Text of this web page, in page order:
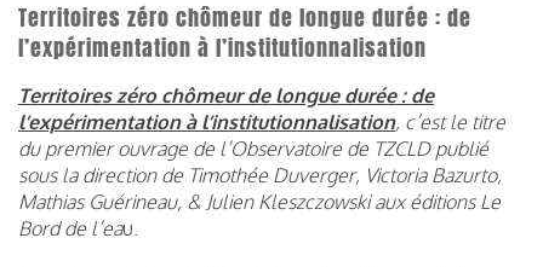
Territoires zéro chômeur de longue durée : de
l’expérimentation à l’institutionnalisation
Territoires zéro chômeur de longue durée : de
l’expérimentation à l’institutionnalisation, c’est le titre
du premier ouvrage de l’Observatoire de TZCLD publié
sous la direction de Timothée Duverger, Victoria Bazurto,
Mathias Guérineau, & Julien Kleszczowski aux éditions Le
Bord de l’eau.